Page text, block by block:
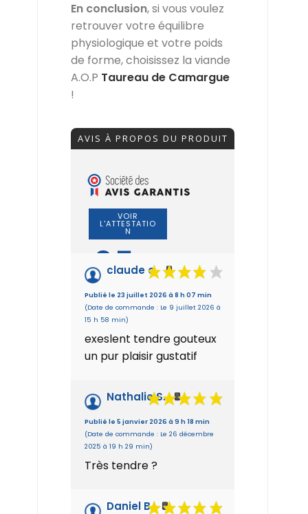
En conclusion, si vous voulez
retrouver votre équilibre
physiologique et votre poids
de forme, choisissez la viande
A.O.P Taureau de Camargue
!
AVIS À PROPOS DU PRODUIT
VOIR
L'ATTESTATIO
N
9.7/10
Basé sur 21
avis
claude c.
Publié le 23 juillet 2026 à 8 h 07 min
(Date de commande : Le 9 juillet 2026 à
15 h 58 min)
exeslent tendre gouteux
un pur plaisir gustatif
Nathalie S.
Publié le 5 janvier 2026 à 9 h 18 min
(Date de commande : Le 26 décembre
2025 à 19 h 29 min)
Très tendre ?
Daniel B.